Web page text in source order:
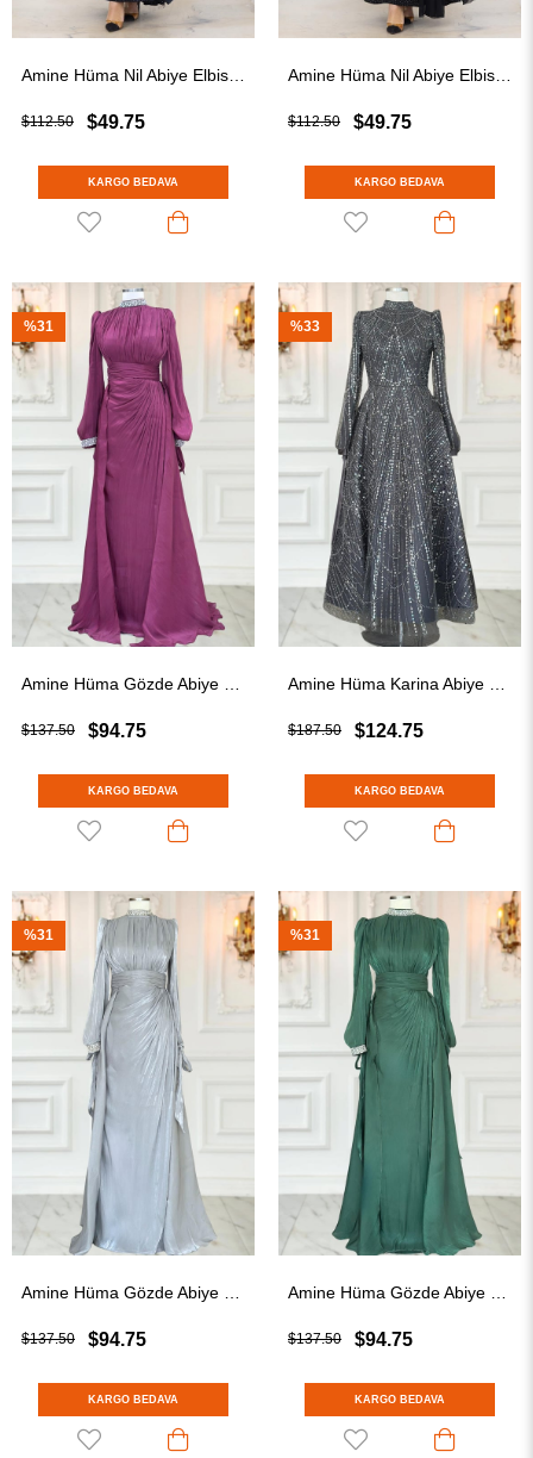
$49.75
$112.50
KARGO BEDAVA
$49.75
$112.50
KARGO BEDAVA
$94.75
$137.50
KARGO BEDAVA
%31
$124.75
$187.50
KARGO BEDAVA
%33
$94.75
$137.50
KARGO BEDAVA
%31
$94.75
$137.50
KARGO BEDAVA
%31